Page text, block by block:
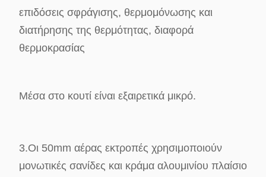
επιδόσεις σφράγισης, θερμομόνωσης και
διατήρησης της θερμότητας, διαφορά
θερμοκρασίας
Μέσα στο κουτί είναι εξαιρετικά μικρό.
3.Οι 50mm αέρας εκτροπές χρησιμοποιούν
μονωτικές σανίδες και κράμα αλουμινίου πλαίσιο